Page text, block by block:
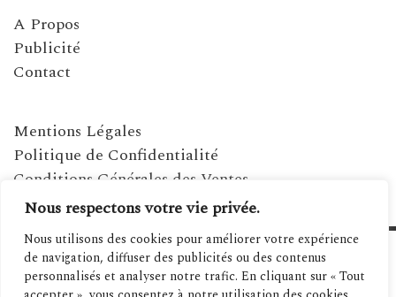
Nous respectons votre vie privée.
Nous utilisons des cookies pour améliorer votre expérience
de navigation, diffuser des publicités ou des contenus
personnalisés et analyser notre trafic. En cliquant sur « Tout
A Propos
Publicité
Contact
Mentions Légales
Politique de Confidentialité
Conditions Générales des Ventes